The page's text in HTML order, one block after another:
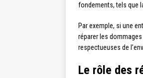
fondements, tels que
Par exemple, si une
réparer les
respectueuses de
Le rôle des